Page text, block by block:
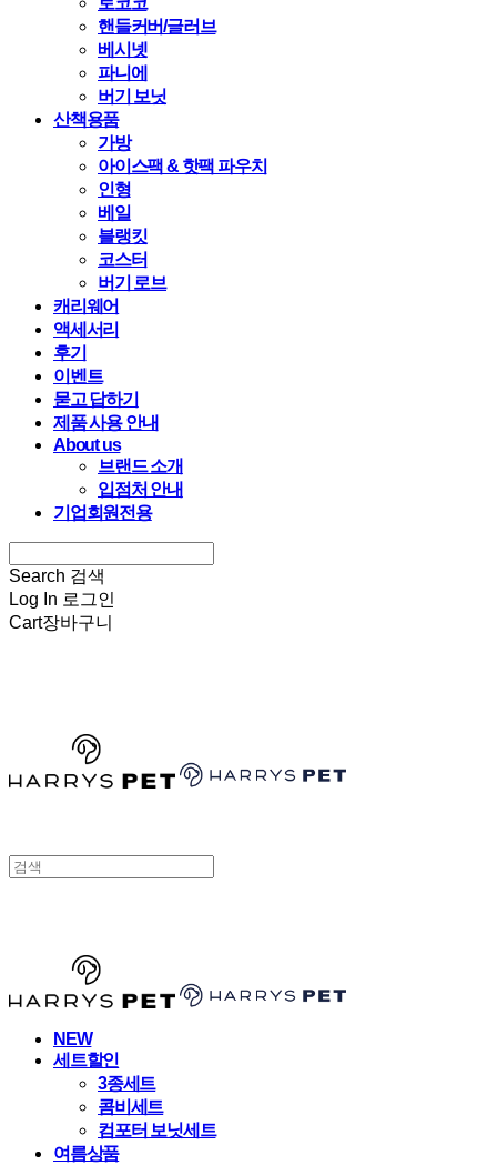
핸들커버/글러브
베시넷
파니에
버기 보닛
산책용품
가방
아이스팩 & 핫팩 파우치
인형
베일
블랭킷
코스터
버기 로브
캐리웨어
액세서리
후기
이벤트
묻고 답하기
제품 사용 안내
About us
브랜드 소개
입점처 안내
기업회원전용
Search 검색
Log In 로그인
Cart장바구니
NEW
세트할인
3종세트
콤비세트
컴포터 보닛세트
여름상품